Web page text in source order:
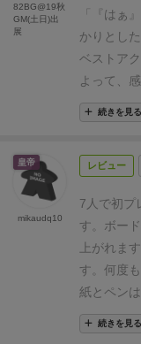
「『はぁ
かりとし
ベストアク
よって、
ういう思
ゲームです
C.ぼうぜ
「はぁ」
レイヤー
す。 誰か
ぁ」を言
ジェスチ
ンジして
続きを見る
82BG@19秋
GM(土日)出
展
レビュー
7人で初プ
す。ボー
上がれます
す。 何度
紙とペン
が、8人の
実質7人が
続きを見る
皇帝
mikaudq10